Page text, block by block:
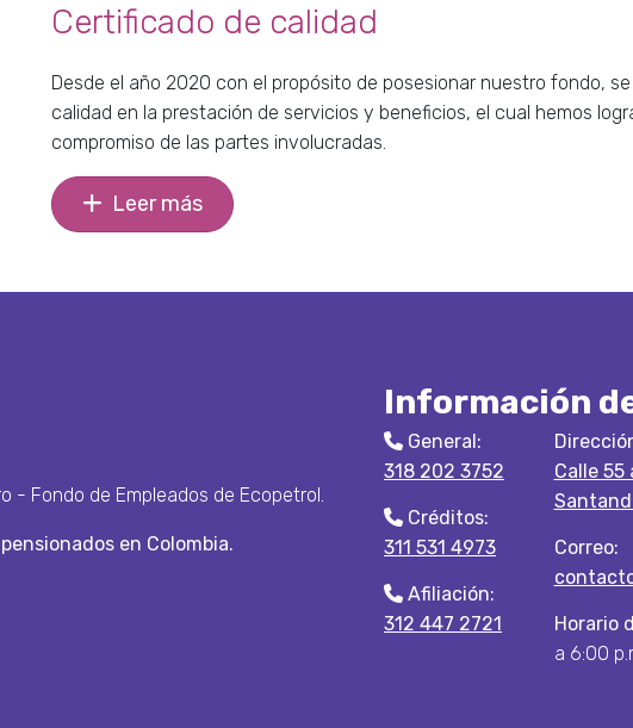
Certificado de calidad
Desde el año 2020 con el propósito de posesionar nuestro fondo,
calidad en la prestación de servicios y beneficios, el cual hemos
compromiso de las partes involucradas.
Leer más
- Fondo de Empleados de Ecopetrol.
en Colombia.
Información
General:
318 202 3752
Créditos:
311 531 4973
Afiliación:
312 447 2721
Calle 55
Correo:
Horario
a 6:00